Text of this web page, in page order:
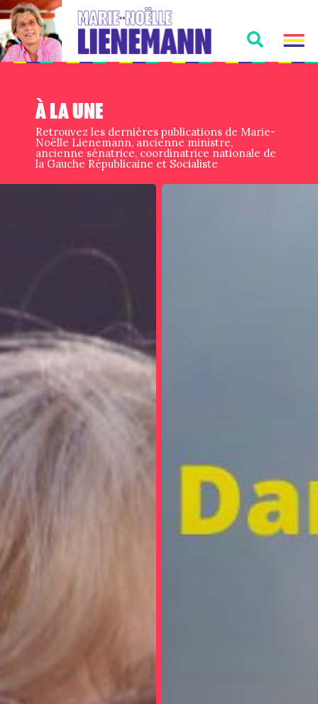
À LA UNE
Retrouvez les dernières publications de Marie-
Noëlle Lienemann, ancienne ministre,
ancienne sénatrice, coordinatrice nationale de
la Gauche Républicaine et Socialiste